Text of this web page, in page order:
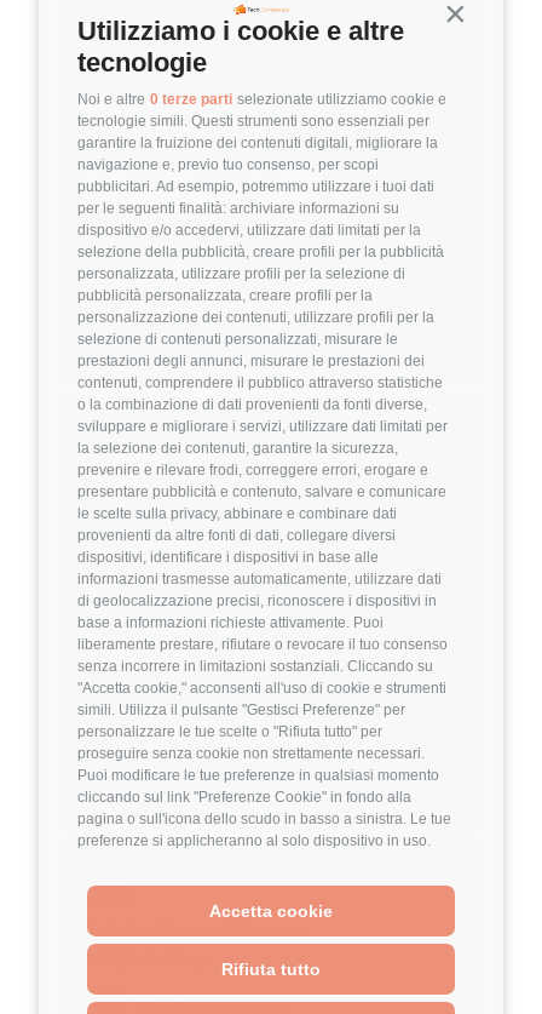
Continua
Utilizziamo i cookie e altre
tecnologie
Noi e altre 0 terze parti selezionate utilizziamo cookie e
tecnologie simili. Questi strumenti sono essenziali per
garantire la fruizione dei contenuti digitali, migliorare la
navigazione e, previo tuo consenso, per scopi
pubblicitari. Ad esempio, potremmo utilizzare i tuoi dati
per le seguenti finalità: archiviare informazioni su
dispositivo e/o accedervi, utilizzare dati limitati per la
selezione della pubblicità, creare profili per la pubblicità
personalizzata, utilizzare profili per la selezione di
pubblicità personalizzata, creare profili per la
personalizzazione dei contenuti, utilizzare profili per la
selezione di contenuti personalizzati, misurare le
prestazioni degli annunci, misurare le prestazioni dei
contenuti, comprendere il pubblico attraverso statistiche
o la combinazione di dati provenienti da fonti diverse,
sviluppare e migliorare i servizi, utilizzare dati limitati per
la selezione dei contenuti, garantire la sicurezza,
prevenire e rilevare frodi, correggere errori, erogare e
presentare pubblicità e contenuto, salvare e comunicare
le scelte sulla privacy, abbinare e combinare dati
provenienti da altre fonti di dati, collegare diversi
dispositivi, identificare i dispositivi in base alle
informazioni trasmesse automaticamente, utilizzare dati
di geolocalizzazione precisi, riconoscere i dispositivi in
base a informazioni richieste attivamente. Puoi
liberamente prestare, rifiutare o revocare il tuo consenso
senza incorrere in limitazioni sostanziali. Cliccando su
"Accetta cookie," acconsenti all'uso di cookie e strumenti
simili. Utilizza il pulsante "Gestisci Preferenze" per
personalizzare le tue scelte o "Rifiuta tutto" per
proseguire senza cookie non strettamente necessari.
Puoi modificare le tue preferenze in qualsiasi momento
cliccando sul link "Preferenze Cookie" in fondo alla
pagina o sull'icona dello scudo in basso a sinistra. Le tue
preferenze si applicheranno al solo dispositivo in uso.
Accetta cookie
Rifiuta tutto
System Administrator
3.8 FuffAnnuncio Score
💰 ~ 50.000€ - 60.000€ all'anno
📍 Milano 🏢 Ibrido💼 Middle/Senior
DevOps
Linux VMware
Dettagli ➡️
Hiring Partner
Product Engineer
🏢 Welyk x Callimacus.ai
4 FuffAnnuncio Score
💰 Fino a 85.000€ all'anno
📍 Milano🏢 On-Site (fase iniziale) poi Ibrido
💼 Middle/Senior
⚙️ Backend
TypeScript Node.js
Dettagli ➡️
Technical Account Manager
3.9 FuffAnnuncio Score